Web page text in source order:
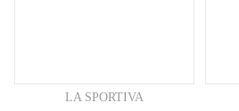
LA SPORTIVA